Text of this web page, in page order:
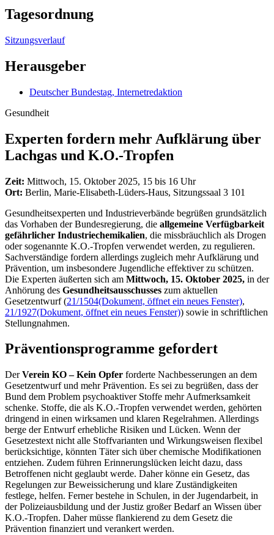
Tagesordnung
Sitzungsverlauf
Herausgeber
Deutscher Bundestag, Internetredaktion
Gesundheit
Experten fordern mehr Aufklärung über
Lachgas und K.O.-Tropfen
Zeit: Mittwoch, 15. Oktober 2025, 15 bis 16 Uhr
Ort: Berlin, Marie-Elisabeth-Lüders-Haus, Sitzungssaal 3 101
Gesundheitsexperten und Industrieverbände begrüßen grundsätzlich
das Vorhaben der Bundesregierung, die allgemeine Verfügbarkeit
gefährlicher Industriechemikalien, die missbräuchlich als Drogen
oder sogenannte K.O.-Tropfen verwendet werden, zu regulieren.
Sachverständige fordern allerdings zugleich mehr Aufklärung und
Prävention, um insbesondere Jugendliche effektiver zu schützen.
Die Experten äußerten sich am Mittwoch, 15. Oktober 2025, in der
Anhörung des Gesundheitsausschusses zum aktuellen
Gesetzentwurf (21/1504(Dokument, öffnet ein neues Fenster),
21/1927(Dokument, öffnet ein neues Fenster)) sowie in schriftlichen
Stellungnahmen.
Präventionsprogramme gefordert
DerVerein KO – Kein Opfer forderte Nachbesserungen an dem
Gesetzentwurf und mehr Prävention. Es sei zu begrüßen, dass der
Bund dem Problem psychoaktiver Stoffe mehr Aufmerksamkeit
schenke. Stoffe, die als K.O.-Tropfen verwendet werden, gehörten
dringend in einen wirksamen und klaren Regelrahmen. Allerdings
berge der Entwurf erhebliche Risiken und Lücken. Wenn der
Gesetzestext nicht alle Stoffvarianten und Wirkungsweisen flexibel
berücksichtige, könnten Täter sich über chemische Modifikationen
entziehen. Zudem führen Erinnerungslücken leicht dazu, dass
Betroffenen nicht geglaubt werde. Daher könne ein Gesetz, das
Regelungen zur Beweissicherung und klare Zuständigkeiten
festlege, helfen. Ferner bestehe in Schulen, in der Jugendarbeit, in
der Polizeiausbildung und der Justiz großer Bedarf an Wissen über
K.O.-Tropfen. Daher müsse flankierend zu dem Gesetz die
Prävention finanziert und verankert werden.